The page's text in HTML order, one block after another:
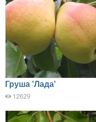
Груша 'Лада'
12629